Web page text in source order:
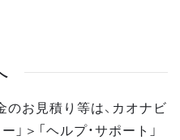
お見積り等は、カオナビ
＞「ヘルプ・サポート」